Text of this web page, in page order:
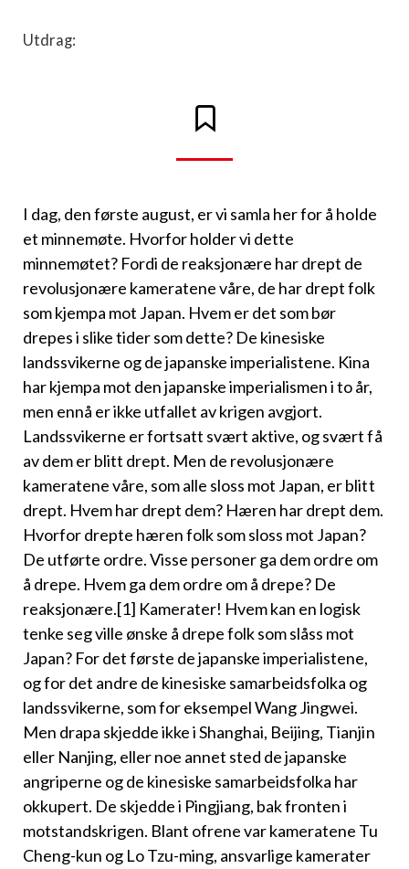
Utdrag:
I dag, den første august, er vi samla her for å holde
et minnemøte. Hvorfor holder vi dette
minnemøtet? Fordi de reaksjonære har drept de
revolusjonære kameratene våre, de har drept folk
som kjempa mot Japan. Hvem er det som bør
drepes i slike tider som dette? De kinesi­ske
landssvikerne og de japanske imperialistene. Kina
har kjempa mot den japanske imperialismen i to år,
men ennå er ikke utfallet av krigen avgjort.
Landssvikerne er fortsatt svært aktive, og svært få
av dem er blitt drept. Men de revolusjonære
kameratene våre, som alle sloss mot Japan, er blitt
drept. Hvem har drept dem? Hæren har drept dem.
Hvorfor drepte hæren folk som sloss mot Japan?
De utførte ordre. Visse personer ga dem ordre om
å drepe. Hvem ga dem ordre om å drepe? De
reaksjonære.[1] Kamerater! Hvem kan en logisk
tenke seg vil­le ønske å drepe folk som slåss mot
Japan? For det første de japanske imperialistene,
og for det andre de kinesiske samarbeidsfolka og
landssvikerne, som for eksempel Wang Jingwei.
Men drapa skjedde ikke i Shanghai, Beijing, Tianjin
eller Nanjing, eller noe annet sted de japanske
angriperne og de kinesiske samarbeidsfolka har
okkupert. De skjedde i Pingjiang, bak fronten i
motstandskrigen. Blant ofrene var kameratene Tu
Cheng-kun og Lo Tzu-ming, ansvarlige kamerater